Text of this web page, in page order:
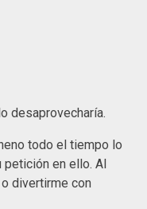
desaprovecharía.
todo el tiempo lo
en ello. Al
divertirme con